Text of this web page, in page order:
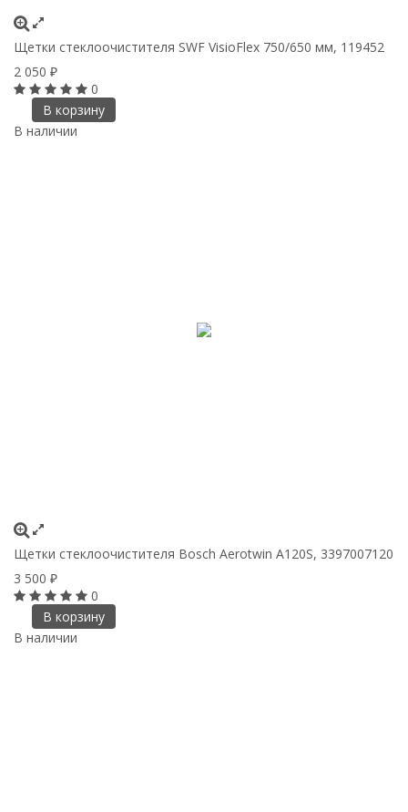
Щетки стеклоочистителя SWF VisioFlex 750/650 мм, 119452
2 050 ₽
0
В корзину
В наличии
Щетки стеклоочистителя Bosch Aerotwin A120S, 3397007120
3 500 ₽
0
В корзину
В наличии